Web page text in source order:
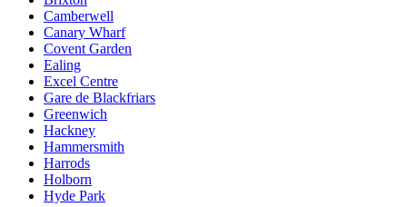
Camberwell
Canary Wharf
Covent Garden
Ealing
Excel Centre
Gare de Blackfriars
Greenwich
Hackney
Hammersmith
Harrods
Holborn
Hyde Park